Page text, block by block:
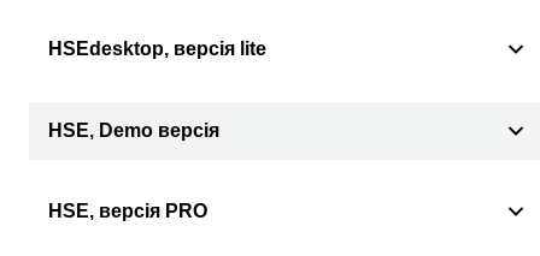
HSEdesktop, версія lite
HSE, Demo версія
HSE, версія PRO